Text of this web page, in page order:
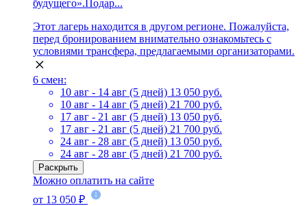
будущего».Подар...
Этот лагерь находится в другом регионе. Пожалуйста,
перед бронированием внимательно ознакомьтесь с
условиями трансфера, предлагаемыми организаторами.
6 смен:
10 авг - 14 авг (5 дней) 13 050 руб.
10 авг - 14 авг (5 дней) 21 700 руб.
17 авг - 21 авг (5 дней) 13 050 руб.
17 авг - 21 авг (5 дней) 21 700 руб.
24 авг - 28 авг (5 дней) 13 050 руб.
24 авг - 28 авг (5 дней) 21 700 руб.
Раскрыть
Можно оплатить на сайте
от 13 050 ₽